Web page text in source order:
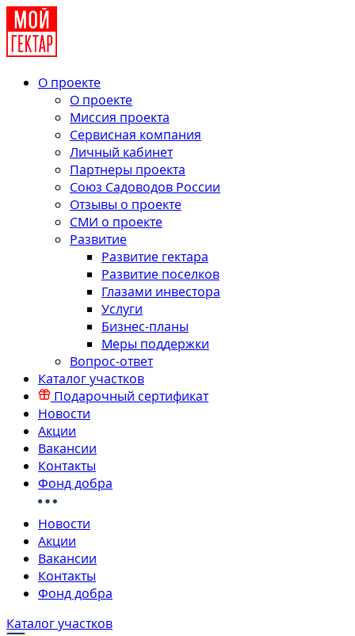
О проекте
О проекте
Миссия проекта
Сервисная компания
Личный кабинет
Партнеры проекта
Союз Садоводов России
Отзывы о проекте
СМИ о проекте
Развитие
Развитие гектара
Развитие поселков
Глазами инвестора
Услуги
Бизнес-планы
Меры поддержки
Вопрос-ответ
Каталог участков
Подарочный сертификат
Новости
Акции
Вакансии
Контакты
Фонд добра
Новости
Акции
Вакансии
Контакты
Фонд добра
Каталог участков